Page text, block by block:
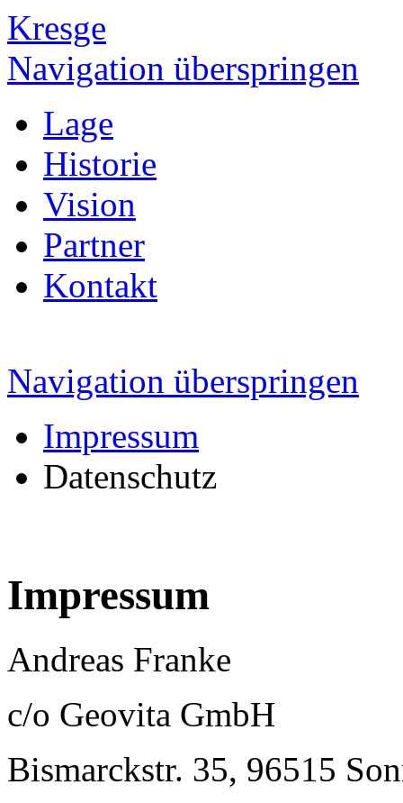
Kresge
Navigation überspringen
Lage
Historie
Vision
Partner
Kontakt
Navigation überspringen
Impressum
Datenschutz
Impressum
Andreas Franke
c/o Geovita GmbH
Bismarckstr. 35, 96515